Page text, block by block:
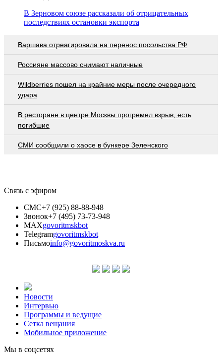
В Зерновом союзе рассказали об отрицательных
последствиях остановки экспорта
Варшава отреагировала на перенос посольства РФ
Россияне массово снимают наличные
Wildberries пошел на крайние меры после очередного
удара
В ресторане в центре Москвы прогремел взрыв, есть
погибшие
СМИ сообщили о хаосе в бункере Зеленского
Связь с эфиром
СМС+7 (925) 88-88-948
Звонок+7 (495) 73-73-948
MAXgovoritmskbot
Telegramgovoritmskbot
Письмоinfo@govoritmoskva.ru
Новости
Интервью
Программы и ведущие
Сетка вещания
Мобильное приложение
Мы в соцсетях